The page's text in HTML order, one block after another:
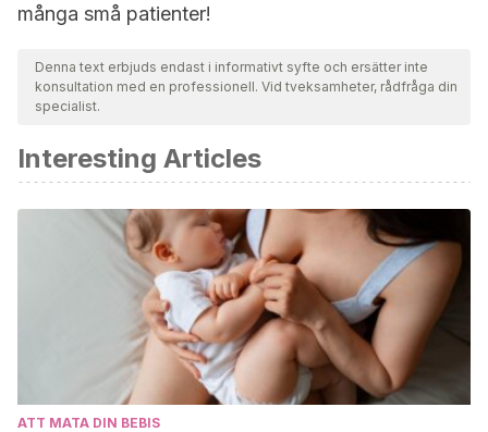
många små patienter!
Denna text erbjuds endast i informativt syfte och ersätter inte
konsultation med en professionell. Vid tveksamheter, rådfråga din
specialist.
Interesting Articles
ATT MATA DIN BEBIS